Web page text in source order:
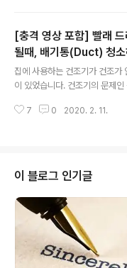
수도 있고요. (참고: 애플 스토
방식으로 진행됩니다.) 그냥 외
할까? 하다가, 큰 결심 끝에
에서 구매하기로 결정했답니다.
분 비용을 절감하기 위해서, 다
을 살게 되는 것 같습니다. 지난
[충격 영상 포함] 빨래
될때, 배기통(Duct)
집에 사용하는 건조기가 건조가
이 있었습니다. 건조기의 문제
한 중고 LG 빨래 건조기였는데
래서, 집에 Dryer에서 밖으로
를 해야만이 해결이 될 것 같았
이 문제가 있을 수 있습니다만
r 같은 반응이었고, 건조기 A/S
했기에, 마지막 방법으로 Duct
습니다. 유튜..
7 0 2020. 2. 11.
이 블로그 인기글